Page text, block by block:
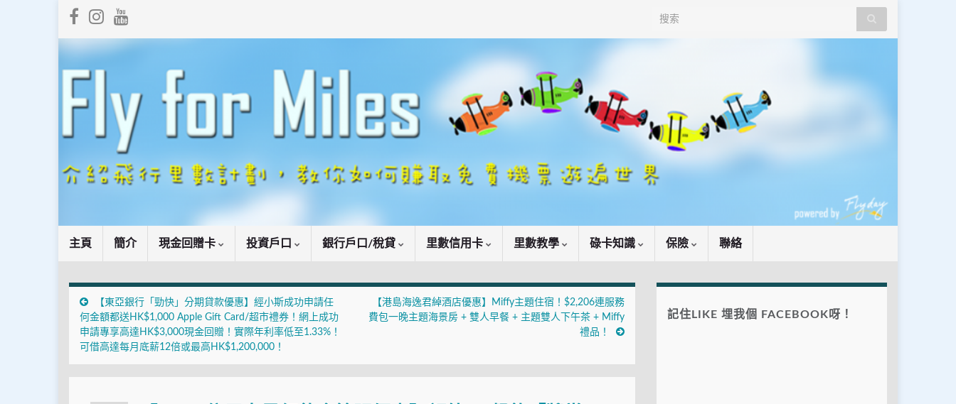
Search for:
主頁 簡介 現金回贈卡 投資戶口 銀行戶口/稅貸 里數信用卡 里數教學 碌卡知識 保險 聯絡
【東亞銀行「勁快」分期貸款優惠】經小斯成功申請任
何金額都送HK$1,000 Apple Gift Card/超市禮券！網上成功
申請專享高達HK$3,000現金回贈！實際年利率低至1.33%！
可借高達每月底薪12倍或最高HK$1,200,000！
【港島海逸君綽酒店優惠】Miffy主題住宿！$2,206連服務
費包一晚主題海景房 + 雙人早餐 + 主題雙人下午茶 + Miffy
禮品！
記住LIKE 埋我個 FACEBOOK呀！